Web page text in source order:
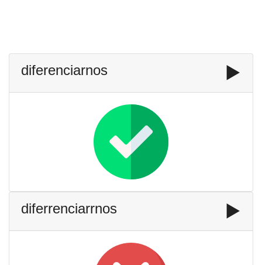
diferenciarnos ▶️
diferrenciarrnos ▶️